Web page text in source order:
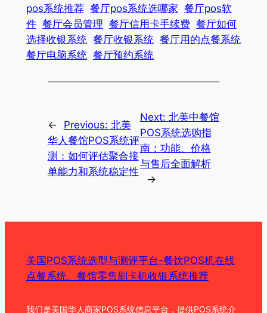
pos系统推荐 餐厅pos系统选哪家 餐厅pos软
件 餐厅会员管理 餐厅信用卡手续费 餐厅如何
选择收银系统 餐厅收银系统 餐厅用的点餐系统
餐厅电脑系统 餐厅预约系统
← Previous: 北美
华人餐馆POS系统评
测：如何评估聚合接
单能力和系统稳定性
Next: 北美中餐馆
POS系统选购指
南：功能、价格
与售后全面解析
→
美国POS系统选型与测评平台-餐饮POS机在线
点餐系统、餐馆零售刷卡机收银系统推荐
我们是美国华人商家POS系统信息平台，提供POS系统介